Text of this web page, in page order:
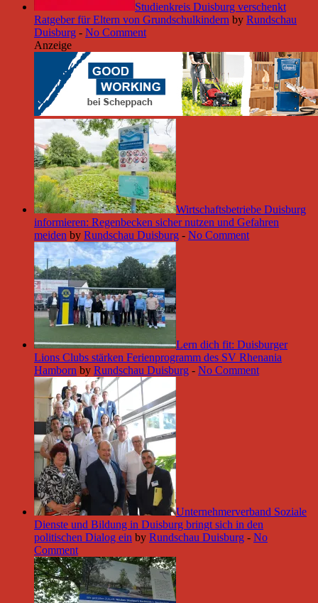
Studienkreis Duisburg verschenkt
Ratgeber für Eltern von Grundschulkindern by Rundschau
Duisburg - No Comment
Anzeige
Wirtschaftsbetriebe Duisburg
informieren: Regenbecken sicher nutzen und Gefahren
meiden by Rundschau Duisburg - No Comment
Lern dich fit: Duisburger
Lions Clubs stärken Ferienprogramm des SV Rhenania
Hamborn by Rundschau Duisburg - No Comment
Unternehmerverband Soziale
Dienste und Bildung in Duisburg bringt sich in den
politischen Dialog ein by Rundschau Duisburg - No
Comment